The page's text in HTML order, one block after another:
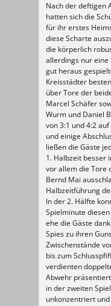
Nach der deftigen
hatten sich die
für ihr erstes
diese Scharte
die körperlich
allerdings nur eine
gut heraus
Kreisstädter
über Tore der
Marcel Schäfer
Wurm und Daniel
von 3:1 und 4:2
und einige
ließen die Gäste
1. Halbzeit besser
vor allem die Tore
Bernd Mai
Halbzeitführung
In der 2. Hälfte
Spielminute
ehe die Gäste
Spies zu ihren
Zwischenstände
bis zum
verdienten
Abwehr
in der zweiten
unkonzentriert